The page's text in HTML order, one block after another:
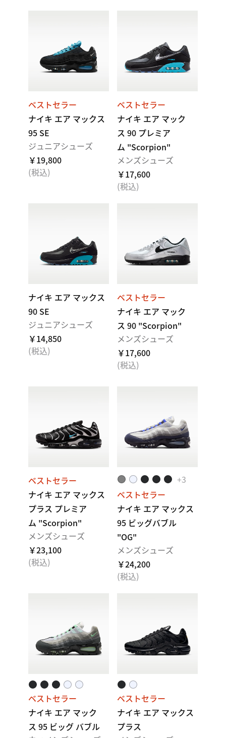
ベストセラー
ナイキ エア マックス
95 SE
ジュニアシューズ
￥19,800
(税込)
ベストセラー
ナイキ エア マック
ス 90 プレミア
ム "Scorpion"
メンズシューズ
￥17,600
(税込)
ナイキ エア マックス
90 SE
ジュニアシューズ
￥14,850
(税込)
ベストセラー
ナイキ エア マック
ス 90 "Scorpion"
メンズシューズ
￥17,600
(税込)
ベストセラー
ナイキ エア マックス
プラス プレミア
ム "Scorpion"
メンズシューズ
￥23,100
(税込)
+3
ベストセラー
ナイキ エア マックス
95 ビッグバブル
"OG"
メンズシューズ
￥24,200
(税込)
ベストセラー
ナイキ エア マック
ス 95 ビッグ バブル
ベストセラー
ナイキ エア マックス
プラス